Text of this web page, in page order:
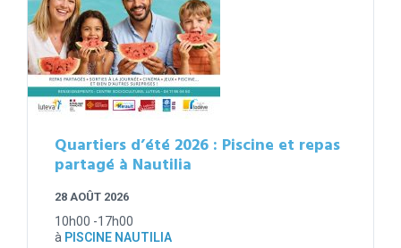
Quartiers d’été 2026 : Piscine et repas
partagé à Nautilia
28 AOÛT 2026
10h00 -17h00
à PISCINE NAUTILIA